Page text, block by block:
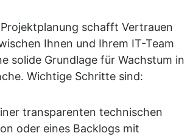
schafft Vertrauen
Ihnen und Ihrem IT-Team
solide Grundlage für Wachstum in
Wichtige Schritte sind:
transparenten technischen
oder eines Backlogs mit